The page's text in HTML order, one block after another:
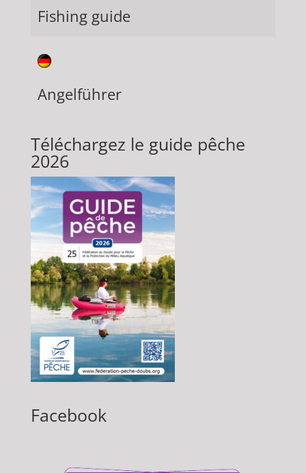
Fishing guide
Angelführer
Téléchargez le guide pêche
2026
Facebook